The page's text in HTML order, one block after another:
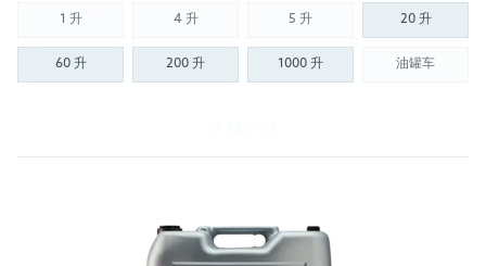
1 升(Not available) 4 升(Not available) 5 升(Not available) 20 升
60 升 200 升 1000 升 油罐车
(Not